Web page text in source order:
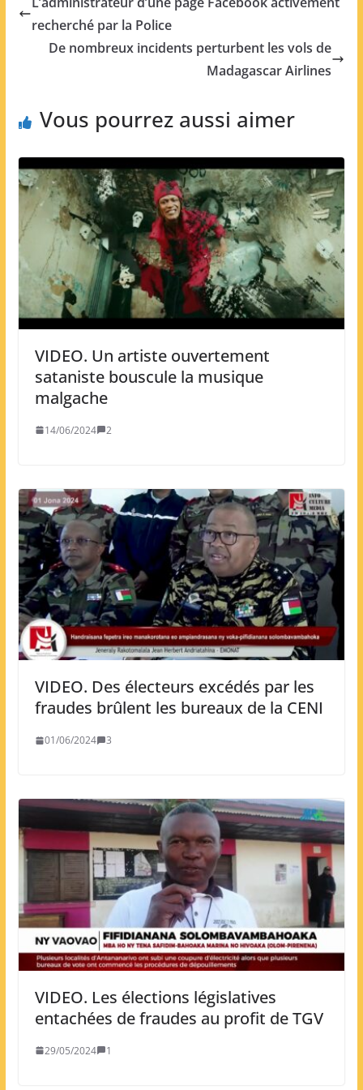
recherché par la Police
De nombreux incidents perturbent les vols de
Madagascar Airlines
Vous pourrez aussi aimer
VIDEO. Un artiste ouvertement
sataniste bouscule la musique
malgache
14/06/2024 2
VIDEO. Des électeurs excédés par les
fraudes brûlent les bureaux de la CENI
01/06/2024 3
VIDEO. Les élections législatives
entachées de fraudes au profit de TGV
29/05/2024 1